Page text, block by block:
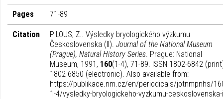
Pages 71-89
Citation
PILOUS, Z.. Výsledky bryologického výzkumu
Československa (II). Journal of the National Museum
(Prague), Natural History Series. Prague: National
Museum, 1991, 160(1-4), 71-89. ISSN 1802-6842
1802-6850 (electronic). Also available from:
https://publikace.nm.cz/en/periodicals/jotnmpnhs/
1-4/vysledky-bryologickeho-vyzkumu-